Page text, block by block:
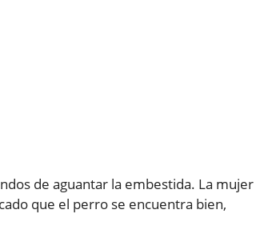
de aguantar la embestida. La mujer
que el perro se encuentra bien,